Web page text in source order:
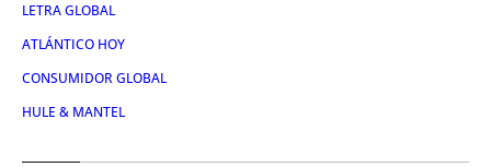
LETRA GLOBAL
ATLÁNTICO HOY
CONSUMIDOR GLOBAL
HULE & MANTEL